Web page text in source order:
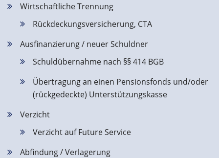
Wirtschaftliche Trennung
Rückdeckungsversicherung, CTA
Ausfinanzierung / neuer Schuldner
Schuldübernahme nach §§ 414 BGB
Übertragung an einen Pensionsfonds und/oder
(rückgedeckte) Unterstützungskasse
Verzicht
Verzicht auf Future Service
Abfindung / Verlagerung